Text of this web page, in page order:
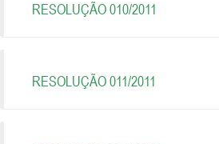
RESOLUÇÃO 010/2011
RESOLUÇÃO 011/2011